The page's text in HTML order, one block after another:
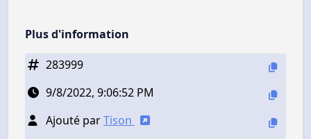
Plus d'information
283999
9/8/2022, 9:06:52 PM
Ajouté parTison